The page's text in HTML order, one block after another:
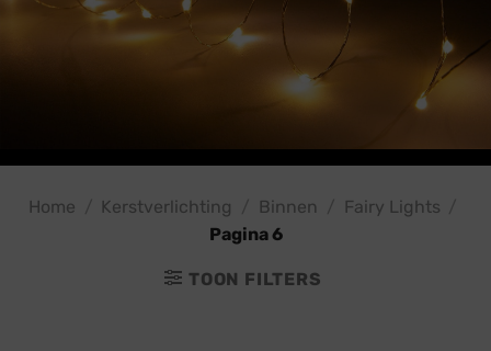
Home Kerstverlichting Binnen Fairy Lights
Pagina 6
TOON FILTERS